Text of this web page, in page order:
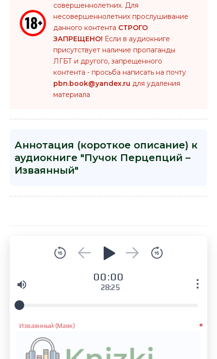
совершеннолетних. Для
несовершеннолетних прослушивание
данного контента СТРОГО
ЗАПРЕЩЕНО! Если в аудиокниге
присутствует наличие пропаганды
ЛГБТ и другого, запрещенного
контента - просьба написать на почту
pbn.book@yandex.ru для удаления
материала
Аннотация (короткое описание) к
аудиокниге "Пучок Перцепций –
Изваянный"
00:00
28:25
Изваянный (Маяк)